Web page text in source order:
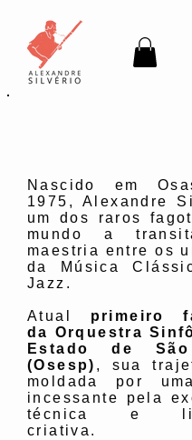
Nascido em
1975, Alexandre
um dos raros
mundo a
maestria entre os
da Música
Jazz.
Atual primeiro
da Orquestra
Estado de
(Osesp) , sua
moldada por
incessante pela
técnica e
criativa.